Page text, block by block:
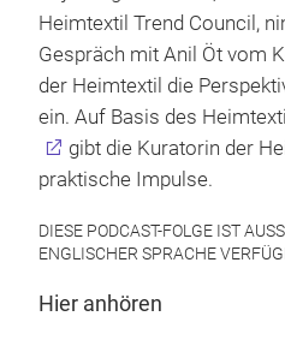
Heimtextil Trend Council,
Gespräch mit Anil Öt vom
der Heimtextil die
ein. Auf Basis des
gibt die Kuratorin der
praktische Impulse.
DIESE PODCAST-FOLGE IST
NGLISCHER SPRACHE
Hier anhören